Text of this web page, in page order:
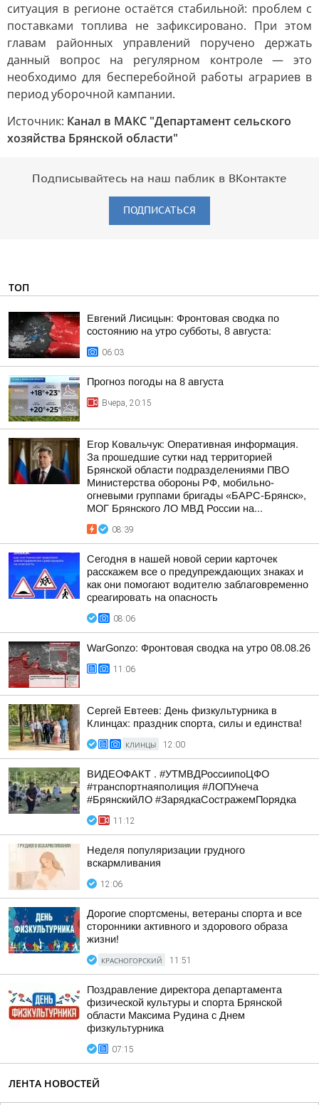
ситуация в регионе остаётся стабильной: проблем с
поставками топлива не зафиксировано. При этом
главам районных управлений поручено держать
данный вопрос на регулярном контроле — это
необходимо для бесперебойной работы аграриев в
период уборочной кампании.
Источник: Канал в МАКС "Департамент сельского
хозяйства Брянской области"
Подписывайтесь на наш паблик в ВКонтакте
ПОДПИСАТЬСЯ
ТОП
Евгений Лисицын: Фронтовая сводка по
состоянию на утро субботы, 8 августа:
06:03
Прогноз погоды на 8 августа
Вчера, 20:15
Егор Ковальчук: Оперативная информация.
За прошедшие сутки над территорией
Брянской области подразделениями ПВО
Министерства обороны РФ, мобильно-
огневыми группами бригады «БАРС-Брянск»,
МОГ Брянского ЛО МВД России на...
08:39
Сегодня в нашей новой серии карточек
расскажем все о предупреждающих знаках и
как они помогают водителю заблаговременно
среагировать на опасность
08:06
WarGonzo: Фронтовая сводка на утро 08.08.26
11:06
Сергей Евтеев: День физкультурника в
Клинцах: праздник спорта, силы и единства!
КЛИНЦЫ 12:00
ВИДЕОФАКТ . #УТМВДРоссиипоЦФО
#транспортнаяполиция #ЛОПУнеча
#БрянскийЛО #ЗарядкаСостражемПорядка
11:12
Неделя популяризации грудного
вскармливания
12:06
Дорогие спортсмены, ветераны спорта и все
сторонники активного и здорового образа
жизни!
КРАСНОГОРСКИЙ 11:51
Поздравление директора департамента
физической культуры и спорта Брянской
области Максима Рудина с Днем
физкультурника
07:15
ЛЕНТА НОВОСТЕЙ